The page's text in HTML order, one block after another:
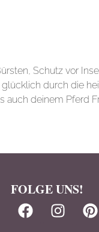
Schutz vor
durch die
auch deinem Pferd
FOLGE UNS!